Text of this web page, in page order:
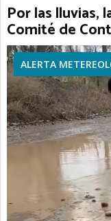
Por las lluvias,
Comité de
ALERTA